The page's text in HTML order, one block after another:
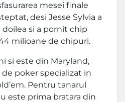
mesei finale
desi Jesse Sylvia a
si a pornit chip
milioane de chipuri.
si este din Maryland,
poker specializat in
Pentru tanarul
este prima bratara din